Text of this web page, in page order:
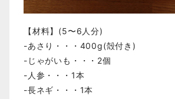
【材料】(5〜6人分)
-あさり・・・400g(殻付き)
-じゃがいも・・・2個
-人参・・・1本
-長ネギ・・・1本